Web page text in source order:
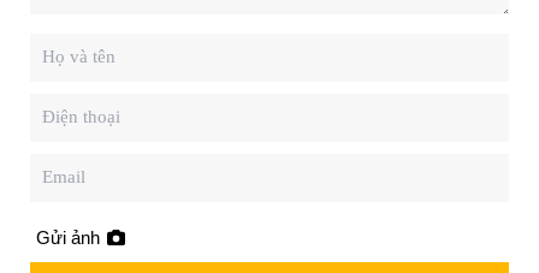
Gửi ảnh